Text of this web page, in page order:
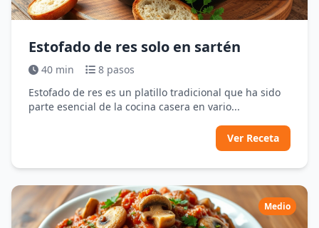
Estofado de res solo en sartén
40 min
8 pasos
Estofado de res es un platillo tradicional que ha sido
parte esencial de la cocina casera en vario...
Ver Receta
Medio